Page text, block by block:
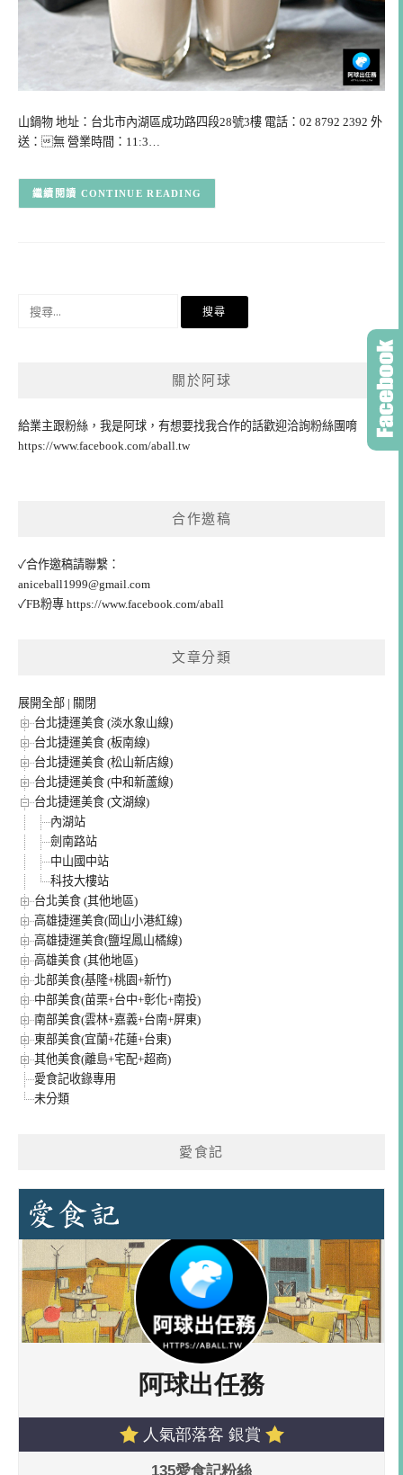
山鍋物 地址：台北市內湖區成功路四段28號3樓 電話：02 8792 2392 外
送：無 營業時間：11:3…
CONTINUE READING
關於阿球
給業主跟粉絲，我是阿球，有想要找我合作的話歡迎洽詢粉絲團唷
https://www.facebook.com/aball.tw
合作邀稿
✓合作邀稿請聯繫：
aniceball1999@gmail.com
✓FB粉專 https://www.facebook.com/aball
文章分類
展開全部 | 關閉
台北捷運美食 (淡水象山線)
台北捷運美食 (板南線)
台北捷運美食 (松山新店線)
台北捷運美食 (中和新蘆線)
台北捷運美食 (文湖線)
內湖站
劍南路站
中山國中站
科技大樓站
台北美食 (其他地區)
高雄捷運美食(岡山小港紅線)
高雄捷運美食(鹽埕鳳山橘線)
高雄美食 (其他地區)
北部美食(基隆+桃園+新竹)
中部美食(苗栗+台中+彰化+南投)
南部美食(雲林+嘉義+台南+屏東)
東部美食(宜蘭+花蓮+台東)
其他美食(離島+宅配+超商)
愛食記收錄專用
未分類
愛食記